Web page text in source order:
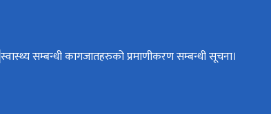
मौजुदा सूचिमा सूचिकृत हुने बारे सूचना।
स्वास्थ्य सम्बन्धी कागजातहरुको प्रमाणीकरण सम्बन्धी सूचना।
बोलपत्र छनौट सम्बन्धि सूचना/गोला प्रथा
अङ्गदानको लागि आवश्यक कागजातहरु